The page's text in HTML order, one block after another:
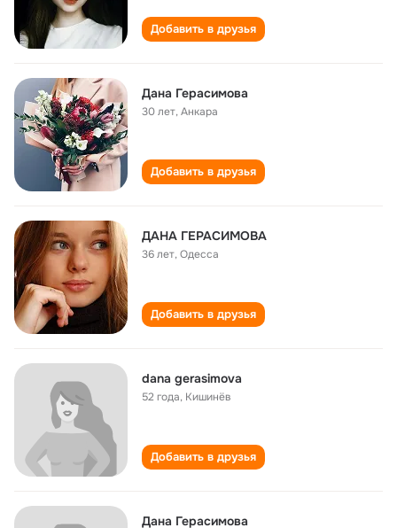
Добавить в друзья
Дана Герасимова
30 лет,Анкара
Добавить в друзья
ДАНА ГЕРАСИМОВА
36 лет,Одесса
Добавить в друзья
dana gerasimova
52 года, Кишинёв
Добавить в друзья
Дана Герасимова